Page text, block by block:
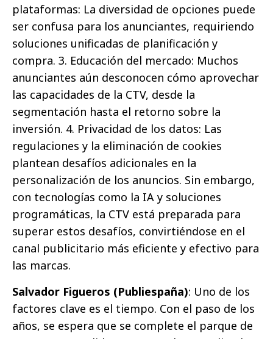
plataformas: La diversidad de opciones puede
ser confusa para los anunciantes, requiriendo
soluciones unificadas de planificación y
compra. 3. Educación del mercado: Muchos
anunciantes aún desconocen cómo aprovechar
las capacidades de la CTV, desde la
segmentación hasta el retorno sobre la
inversión. 4. Privacidad de los datos: Las
regulaciones y la eliminación de cookies
plantean desafíos adicionales en la
personalización de los anuncios. Sin embargo,
con tecnologías como la IA y soluciones
programáticas, la CTV está preparada para
superar estos desafíos, convirtiéndose en el
canal publicitario más eficiente y efectivo para
las marcas.
Salvador Figueros (Publiespaña): Uno de los
factores clave es el tiempo. Con el paso de los
años, se espera que se complete el parque de